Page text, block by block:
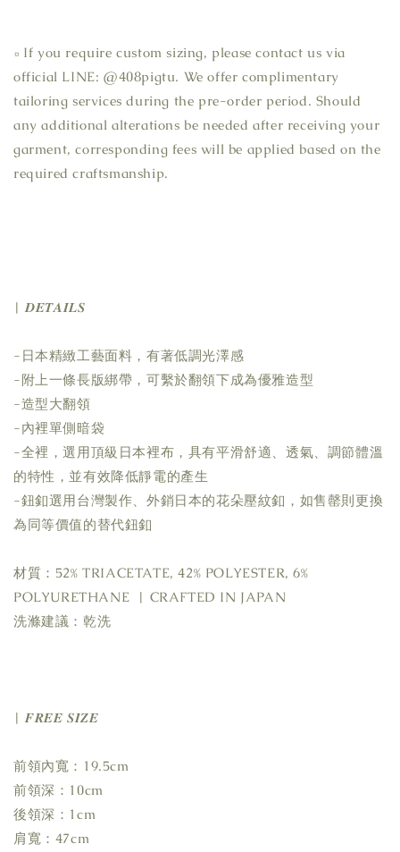
▫ If you require custom sizing, please contact us via
official LINE: @408pigtu. We offer complimentary
tailoring services during the pre-order period. Should
any additional alterations be needed after receiving your
garment, corresponding fees will be applied based on the
required craftsmanship.
| 𝑫𝑬𝑻𝑨𝑰𝑳𝑺
-日本精緻工藝面料，有著低調光澤感
-附上一條長版綁帶，可繫於翻領下成為優雅造型
-造型大翻領
-內裡單側暗袋
-全裡，選用頂級日本裡布，具有平滑舒適、透氣、調節體溫
的特性，並有效降低靜電的產生
-鈕釦選用台灣製作、外銷日本的花朵壓紋釦，如售罄則更換
為同等價值的替代鈕釦
材質：52% TRIACETATE, 42% POLYESTER, 6%
POLYURETHANE  | CRAFTED IN JAPAN
洗滌建議：乾洗
| 𝑭𝑹𝑬𝑬 𝑺𝑰𝒁𝑬
前領內寬：19.5cm
前領深：10cm
後領深：1cm
肩寬：47cm